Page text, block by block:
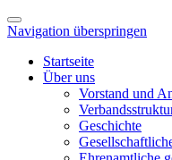
Navigation überspringen
Startseite
Über uns
Vorstand und
Geschichte